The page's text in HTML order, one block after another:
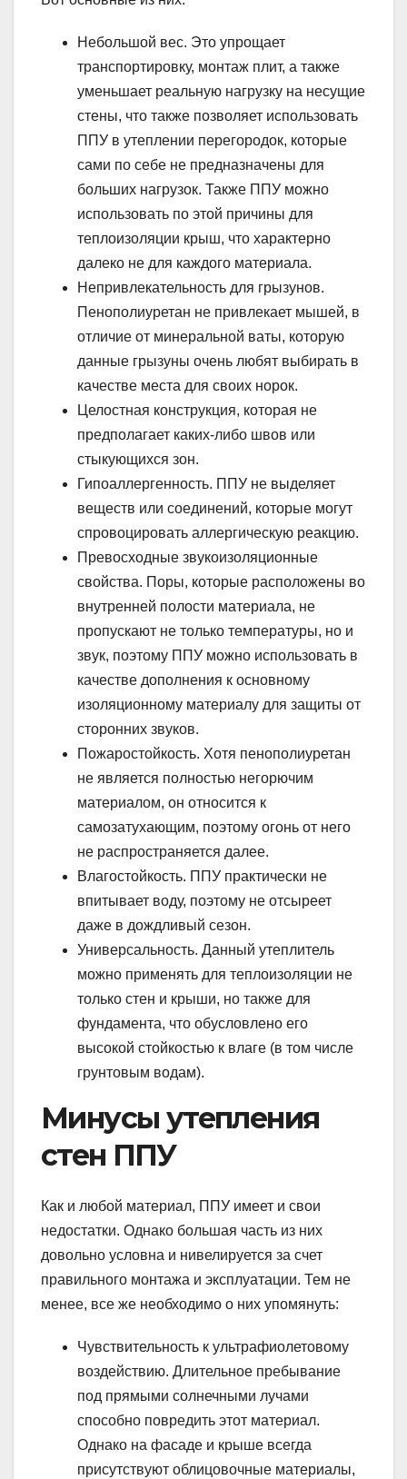
Небольшой вес. Это упрощает
транспортировку, монтаж плит, а также
уменьшает реальную нагрузку на несущие
стены, что также позволяет использовать
ППУ в утеплении перегородок, которые
сами по себе не предназначены для
больших нагрузок. Также ППУ можно
использовать по этой причины для
теплоизоляции крыш, что характерно
далеко не для каждого материала.
Непривлекательность для грызунов.
Пенополиуретан не привлекает мышей, в
отличие от минеральной ваты, которую
данные грызуны очень любят выбирать в
качестве места для своих норок.
Целостная конструкция, которая не
предполагает каких-либо швов или
стыкующихся зон.
Гипоаллергенность. ППУ не выделяет
веществ или соединений, которые могут
спровоцировать аллергическую реакцию.
Превосходные звукоизоляционные
свойства. Поры, которые расположены во
внутренней полости материала, не
пропускают не только температуры, но и
звук, поэтому ППУ можно использовать в
качестве дополнения к основному
изоляционному материалу для защиты от
сторонних звуков.
Пожаростойкость. Хотя пенополиуретан
не является полностью негорючим
материалом, он относится к
самозатухающим, поэтому огонь от него
не распространяется далее.
Влагостойкость. ППУ практически не
впитывает воду, поэтому не отсыреет
даже в дождливый сезон.
Универсальность. Данный утеплитель
можно применять для теплоизоляции не
только стен и крыши, но также для
фундамента, что обусловлено его
высокой стойкостью к влаге (в том числе
грунтовым водам).
Минусы утепления
стен ППУ
Как и любой материал, ППУ имеет и свои
недостатки. Однако большая часть из них
довольно условна и нивелируется за счет
правильного монтажа и эксплуатации. Тем не
менее, все же необходимо о них упомянуть:
Чувствительность к ультрафиолетовому
воздействию. Длительное пребывание
под прямыми солнечными лучами
способно повредить этот материал.
Однако на фасаде и крыше всегда
присутствуют облицовочные материалы,